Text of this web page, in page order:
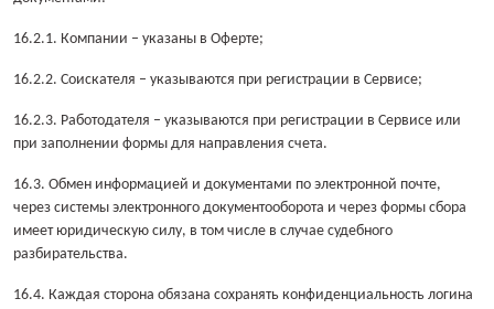
16.2.1. Компании – указаны в Оферте;
16.2.2. Соискателя – указываются при регистрации в Сервисе;
16.2.3. Работодателя – указываются при регистрации в Сервисе или
при заполнении формы для направления счета.
16.3. Обмен информацией и документами по электронной почте,
через системы электронного документооборота и через формы сбора
имеет юридическую силу, в том числе в случае судебного
разбирательства.
16.4. Каждая сторона обязана сохранять конфиденциальность логина